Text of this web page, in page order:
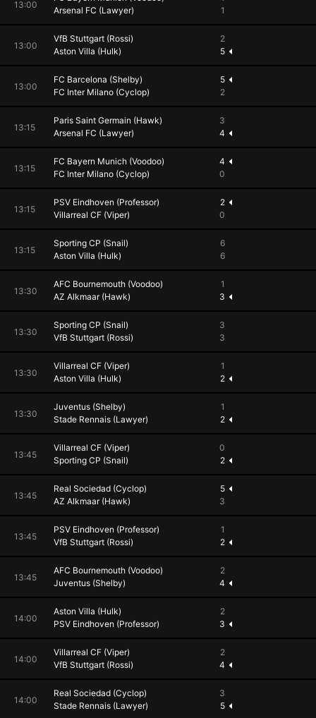
13:00
Arsenal FC (Lawyer)
1
13:00
VfB Stuttgart (Rossi)
Aston Villa (Hulk)
2
5
13:00
FC Barcelona (Shelby)
FC Inter Milano (Cyclop)
5
2
13:15
Paris Saint Germain (Hawk)
Arsenal FC (Lawyer)
3
4
13:15
FC Bayern Munich (Voodoo)
FC Inter Milano (Cyclop)
4
0
13:15
PSV Eindhoven (Professor)
Villarreal CF (Viper)
2
0
13:15
Sporting CP (Snail)
Aston Villa (Hulk)
6
6
13:30
AFC Bournemouth (Voodoo)
AZ Alkmaar (Hawk)
1
3
13:30
Sporting CP (Snail)
VfB Stuttgart (Rossi)
3
3
13:30
Villarreal CF (Viper)
Aston Villa (Hulk)
1
2
13:30
Juventus (Shelby)
Stade Rennais (Lawyer)
1
2
13:45
Villarreal CF (Viper)
Sporting CP (Snail)
0
2
13:45
Real Sociedad (Cyclop)
AZ Alkmaar (Hawk)
5
3
13:45
PSV Eindhoven (Professor)
VfB Stuttgart (Rossi)
1
2
13:45
AFC Bournemouth (Voodoo)
Juventus (Shelby)
2
4
14:00
Aston Villa (Hulk)
PSV Eindhoven (Professor)
2
3
14:00
Villarreal CF (Viper)
VfB Stuttgart (Rossi)
2
4
14:00
Real Sociedad (Cyclop)
Stade Rennais (Lawyer)
3
5